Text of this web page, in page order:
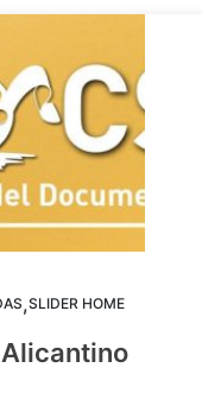
,SLIDER HOME